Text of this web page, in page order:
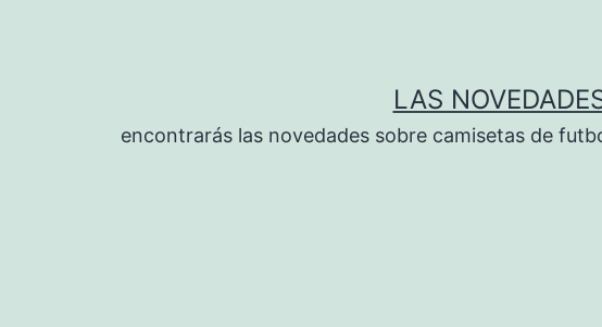
LAS
encontrarás las novedades sobre camisetas de